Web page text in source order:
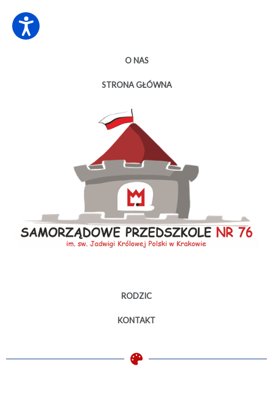
O NAS
STRONA GŁÓWNA
RODZIC
KONTAKT